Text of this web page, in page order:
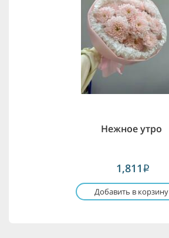
Нежное утро
1,811 i
Добавить в корзину